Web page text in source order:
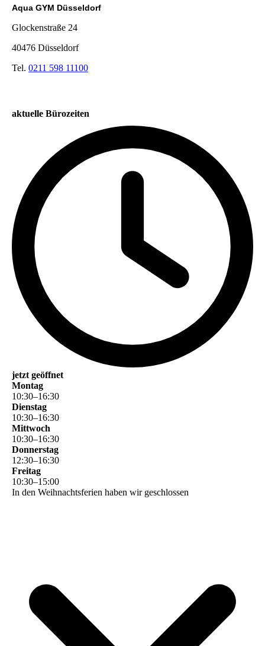
Aqua GYM Düsseldorf
Glockenstraße 24
40476 Düsseldorf
Tel. 0211 598 11100
aktuelle Bürozeiten
jetzt geöffnet
Montag
10:30–16:30
Dienstag
10:30–16:30
Mittwoch
10:30–16:30
Donnerstag
12:30–16:30
Freitag
10:30–15:00
In den Weihnachtsferien haben wir geschlossen